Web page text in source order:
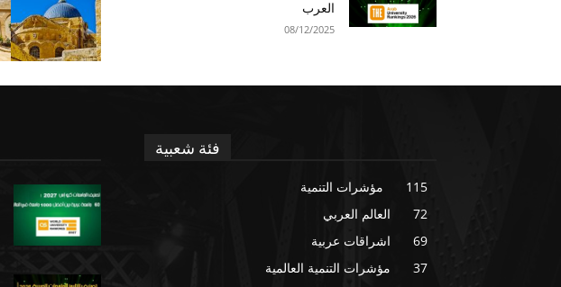
العرب
08/12/2025
فئة شعبية
مؤشرات التنمية
115
العالم العربي
72
اشراقات عربية
69
مؤشرات التنمية العالمية
37